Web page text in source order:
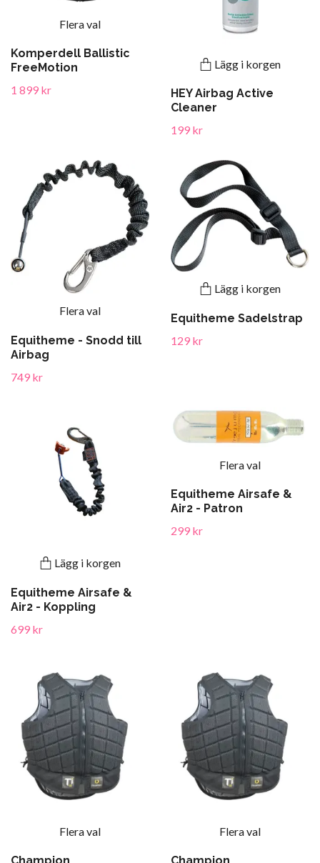
Flera val
Komperdell Ballistic
FreeMotion
1 899 kr
Lägg i korgen
HEY Airbag Active
Cleaner
199 kr
Flera val
Equitheme - Snodd till
Airbag
749 kr
Lägg i korgen
Equitheme Sadelstrap
129 kr
Lägg i korgen
Equitheme Airsafe &
Air2 - Koppling
699 kr
Flera val
Equitheme Airsafe &
Air2 - Patron
299 kr
Flera val Flera val